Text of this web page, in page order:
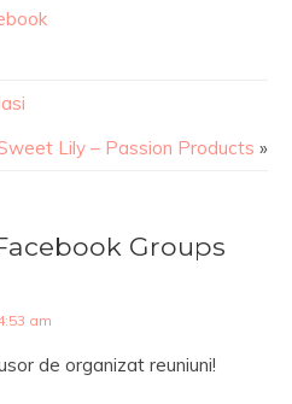
Lily – Passion Products »
Groups
am
de organizat reuniuni!